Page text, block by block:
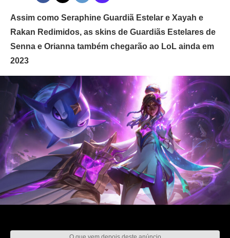
Assim como Seraphine Guardiã Estelar e Xayah e
Rakan Redimidos, as skins de Guardiãs Estelares de
Senna e Orianna também chegarão ao LoL ainda em
2023